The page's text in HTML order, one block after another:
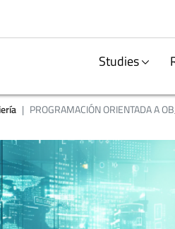
Studies
PROGRAMACIÓN ORIENTADA A